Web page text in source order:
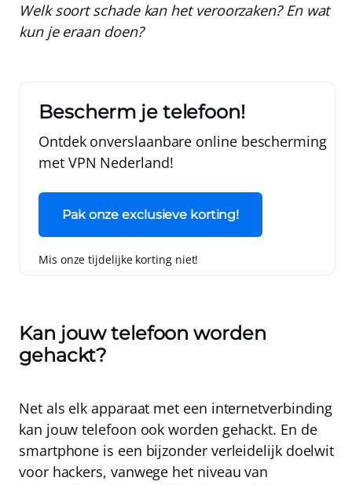
Welk soort schade kan het veroorzaken? En wat
kun je eraan doen?
Bescherm je telefoon!
Ontdek onverslaanbare online bescherming
met VPN Nederland!
Pak onze exclusieve korting!
Mis onze tijdelijke korting niet!
Kan jouw telefoon worden
gehackt?
Net als elk apparaat met een internetverbinding
kan jouw telefoon ook worden gehackt. En de
smartphone is een bijzonder verleidelijk doelwit
voor hackers, vanwege het niveau van